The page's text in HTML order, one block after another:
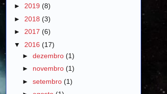
► 2019 (8)
► 2018 (3)
► 2017 (6)
▼ 2016 (17)
► dezembro (1)
► novembro (1)
► setembro (1)